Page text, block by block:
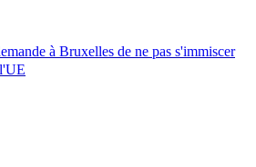
à Bruxelles de ne pas s'immiscer